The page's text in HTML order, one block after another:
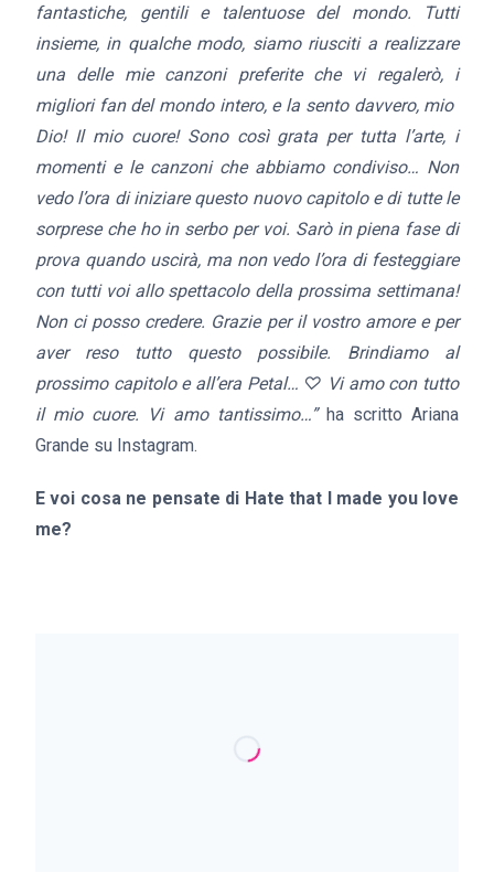
fantastiche, gentili e talentuose del mondo. Tutti
insieme, in qualche modo, siamo riusciti a realizzare
una delle mie canzoni preferite che vi regalerò, i
migliori fan del mondo intero, e la sento davvero, mio ​​
Dio! Il mio cuore! Sono così grata per tutta l’arte, i
momenti e le canzoni che abbiamo condiviso… Non
vedo l’ora di iniziare questo nuovo capitolo e di tutte le
sorprese che ho in serbo per voi. Sarò in piena fase di
prova quando uscirà, ma non vedo l’ora di festeggiare
con tutti voi allo spettacolo della prossima settimana!
Non ci posso credere. Grazie per il vostro amore e per
aver reso tutto questo possibile. Brindiamo al
prossimo capitolo e all’era Petal… ♡ Vi amo con tutto
il mio cuore. Vi amo tantissimo…” ha scritto Ariana
Grande su Instagram.
E voi cosa ne pensate di Hate that I made you love
me?